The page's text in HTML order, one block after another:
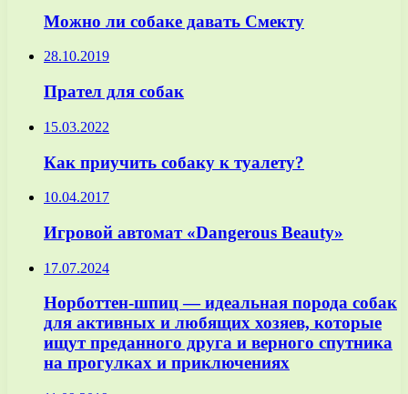
Можно ли собаке давать Смекту
28.10.2019
Прател для собак
15.03.2022
Как приучить собаку к туалету?
10.04.2017
Игровой автомат «Dangerous Beauty»
17.07.2024
Норботтен-шпиц — идеальная порода собак
для активных и любящих хозяев, которые
ищут преданного друга и верного спутника
на прогулках и приключениях